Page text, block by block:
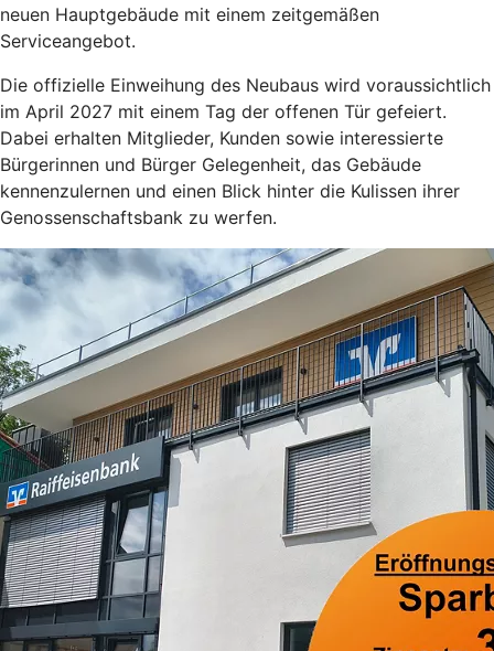
neuen Hauptgebäude mit einem zeitgemäßen
Serviceangebot.
Die offizielle Einweihung des Neubaus wird voraussichtlich
im April 2027 mit einem Tag der offenen Tür gefeiert.
Dabei erhalten Mitglieder, Kunden sowie interessierte
Bürgerinnen und Bürger Gelegenheit, das Gebäude
kennenzulernen und einen Blick hinter die Kulissen ihrer
Genossenschaftsbank zu werfen.